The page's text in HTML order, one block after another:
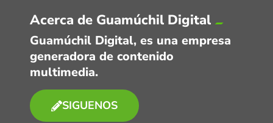
Acerca de Guamúchil Digital
Guamúchil Digital, es una empresa
generadora de contenido
multimedia.
SIGUENOS